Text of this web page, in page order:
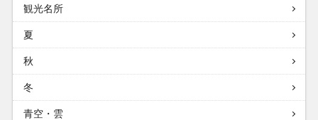
観光名所
夏
秋
冬
青空・雲